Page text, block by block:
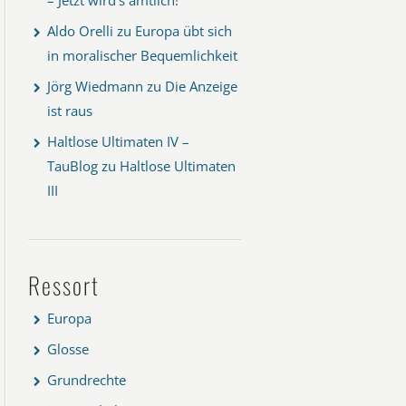
Aldo Orelli zu Europa übt sich
in moralischer Bequemlichkeit
Jörg Wiedmann zu Die Anzeige
ist raus
Haltlose Ultimaten IV –
TauBlog zu Haltlose Ultimaten
III
Ressort
Europa
Glosse
Grundrechte